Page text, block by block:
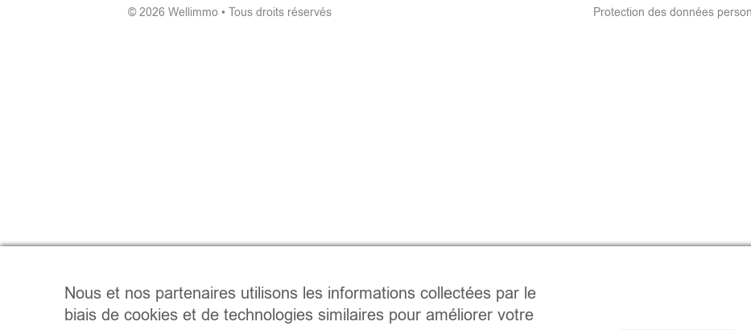
© 2026 Wellimmo • Tous droits réservés Protection des données
Nous et nos partenaires utilisons les informations collectées par le
biais de cookies et de technologies similaires pour améliorer votre